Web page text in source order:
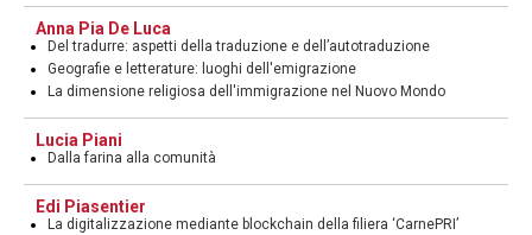
Anna Pia De Luca
Del tradurre: aspetti della traduzione e dell’autotraduzione
Geografie e letterature: luoghi dell'emigrazione
La dimensione religiosa dell'immigrazione nel Nuovo Mondo
Lucia Piani
Dalla farina alla comunità
Edi Piasentier
La digitalizzazione mediante blockchain della filiera ‘CarnePRI’